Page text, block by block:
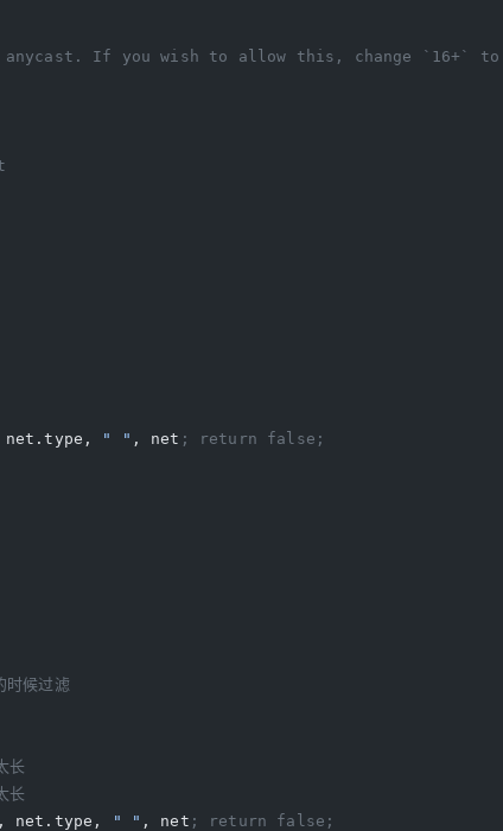
anycast. If you wish to allow this, change `16+`
" " , net ; return false;
候过滤
长
长
, net.type, " " , net ; return false;